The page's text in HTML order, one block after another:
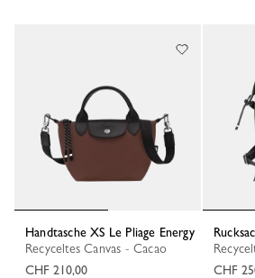
Handtasche XS Le Pliage Energy
Recyceltes Canvas - Cacao
CHF 210,00
CHF